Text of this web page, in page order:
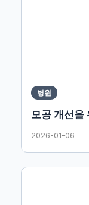
병원
모공 개선을
2026-01-06